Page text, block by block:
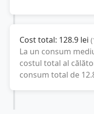
Cost total: 128.9 lei (
La un consum
costul total al
consum total de